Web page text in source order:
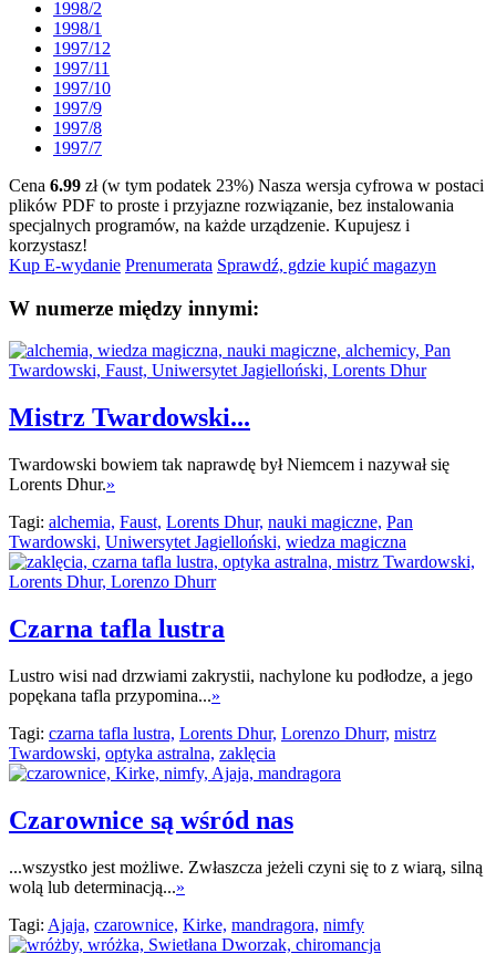
1998/2
1998/1
1997/12
1997/11
1997/10
1997/9
1997/8
1997/7
Cena 6.99 zł (w tym podatek 23%) Nasza wersja cyfrowa w postaci
plików PDF to proste i przyjazne rozwiązanie, bez instalowania
specjalnych programów, na każde urządzenie. Kupujesz i
korzystasz!
Kup E-wydanie Prenumerata Sprawdź, gdzie kupić magazyn
W numerze między innymi:
Mistrz Twardowski...
Twardowski bowiem tak naprawdę był Niemcem i nazywał się
Lorents Dhur.»
Tagi: alchemia, Faust, Lorents Dhur, nauki magiczne, Pan
Twardowski, Uniwersytet Jagielloński, wiedza magiczna
Czarna tafla lustra
Lustro wisi nad drzwiami zakrystii, nachylone ku podłodze, a jego
popękana tafla przypomina...»
Tagi: czarna tafla lustra, Lorents Dhur, Lorenzo Dhurr, mistrz
Twardowski, optyka astralna, zaklęcia
Czarownice są wśród nas
...wszystko jest możliwe. Zwłaszcza jeżeli czyni się to z wiarą, silną
wolą lub determinacją...»
Tagi: Ajaja, czarownice, Kirke, mandragora, nimfy